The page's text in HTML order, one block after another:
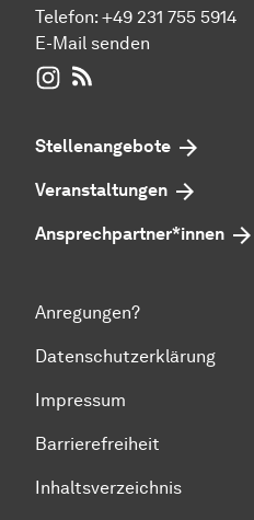
Telefon: +49 231 755 5914
E-Mail senden
WIWI auf Instagram
Stellenangebote
Veranstaltungen
Ansprechpartner*innen
Anregungen?
Datenschutzerklärung
Impressum
Barrierefreiheit
Inhaltsverzeichnis